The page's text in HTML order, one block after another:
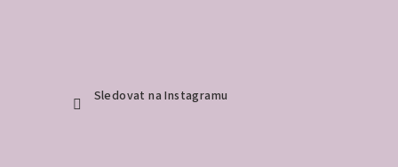
Sledovat na Instagramu